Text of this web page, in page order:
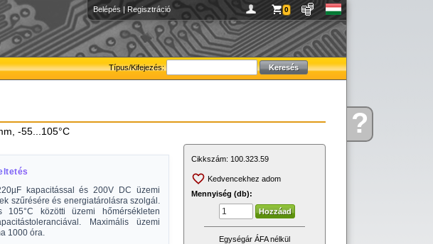
Kérdése?
Belépés | Regisztráció 0
Típus/Kifejezés:
-55...105°C
kapacitással és 200V DC üzemi
szűrésére és energiatárolásra szolgál.
közötti üzemi hőmérsékleten
Maximális üzemi
1000 óra.
Cikkszám: 100.323.59
Kedvencekhez adom
Mennyiség (db):
Egységár ÁFA nélkül